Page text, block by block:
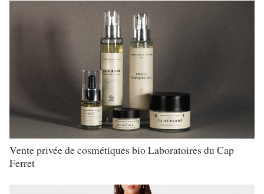
Vente privée de cosmétiques bio Laboratoires du Cap
Ferret